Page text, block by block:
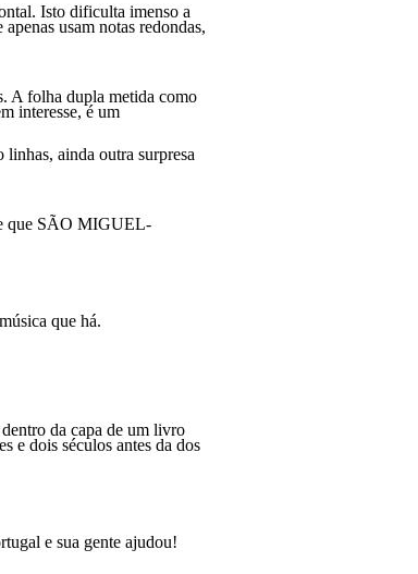
Isto dificulta imenso a
usam notas redondas,
A folha dupla metida como
interesse, é um
ainda outra surpresa
que SÃO MIGUEL-
que há.
da capa de um livro
e dois séculos antes da dos
e sua gente ajudou!